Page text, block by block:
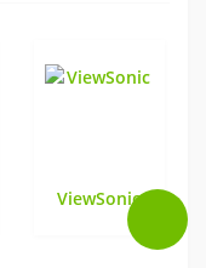
ViewSonic